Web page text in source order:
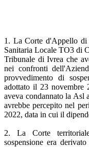
1. La Corte d'Appello di
Sanitaria Locale TO3 di
Tribunale di Ivrea che
nei confronti
provvedimento di
adottato il 23 novembre
aveva condannato la Asl
avrebbe percepito nel
2022, data in cui il
2. La Corte
sospensione era